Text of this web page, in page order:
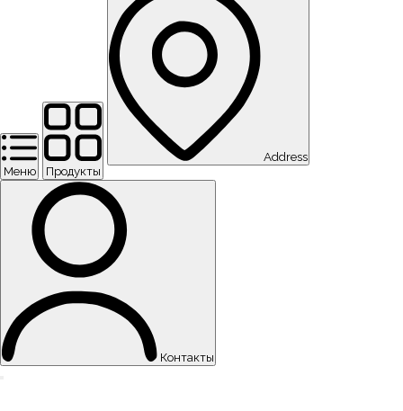
Меню Продукты
Address
Контакты